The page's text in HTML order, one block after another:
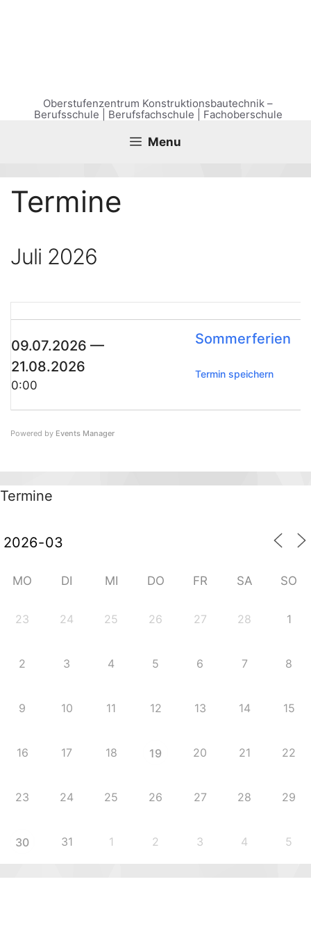
Oberstufenzentrum Konstruktionsbautechnik –
Berufsschule | Berufsfachschule | Fachoberschule
Menu
Ter­mi­ne
Juli 2026
09.07.2026 —
21.08.2026
0:00
Som­mer­fe­ri­en
Ter­min speichern
Powered by Events Mana­ger
Ter­mi­ne
MO DI MI DO FR SA SO
23 24 25 26 27 28 1
2 3 4 5 6 7 8
9 10 11 12 13 14 15
16 17 18 19 20 21 22
23 24 25 26 27 28 29
30 31 1 2 3 4 5